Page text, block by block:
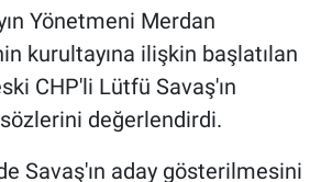
Yönetmeni Merdan
kurultayına ilişkin başlatılan
CHP'li Lütfü Savaş'ın
değerlendirdi.
Savaş'ın aday gösterilmesini